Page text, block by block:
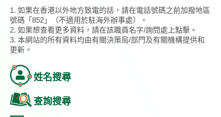
1. 如果在香港以外地方致電的話，請在電話號碼之前加撥地區
號碼「852」（不適用於駐海外辦事處）。
2. 如果想查看更多資料，請在該職員名字/詢問處上點擊。
3. 本網站的所有資料均由有關決策局/部門及有關機構提供和
更新。
姓名搜尋
查詢搜尋